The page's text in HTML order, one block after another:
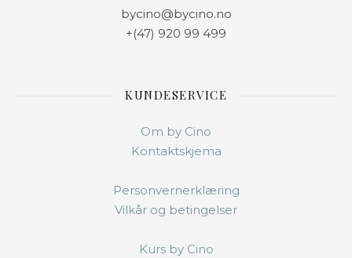
bycino@bycino.no
+(47) 920 99 499
KUNDESERVICE
Om by Cino
Kontaktskjema
Personvernerklæring
Vilkår og betingelser
Kurs by Cino